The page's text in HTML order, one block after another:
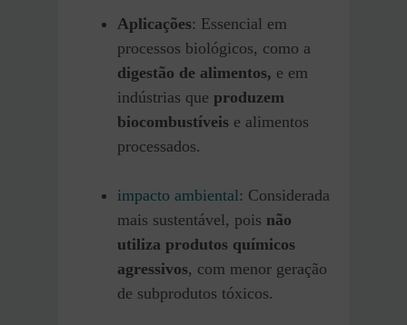
Aplicações: Essencial em
processos biológicos, como a
digestão de alimentos, e em
indústrias que produzem
biocombustíveis e alimentos
processados.
impacto ambiental: Considerada
mais sustentável, pois não
utiliza produtos químicos
agressivos, com menor geração
de subprodutos tóxicos.